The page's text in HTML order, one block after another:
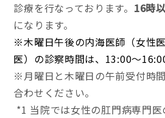
診療を行なっております。 16時
になります。
※木曜日午後の内海医師（女性
医）の診察時間は、13:00～
※月曜日と木曜日の午前受付時
合わせください。
*1 当院では女性の肛門病専門